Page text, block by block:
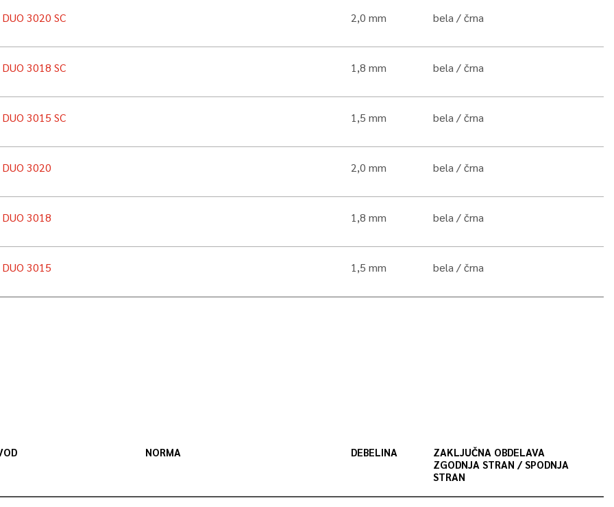
3020 SC 2,0 mm bela črna
3018 SC 1,8 mm bela črna
3015 SC 1,5 mm bela črna
3020 2,0 mm bela črna
3018 1,8 mm bela črna
3015 1,5 mm bela črna
NORMA DEBELINA
ZAKLJUČNA OBDELAVA
ZGODNJA STRAN / SPODNJA
STRAN